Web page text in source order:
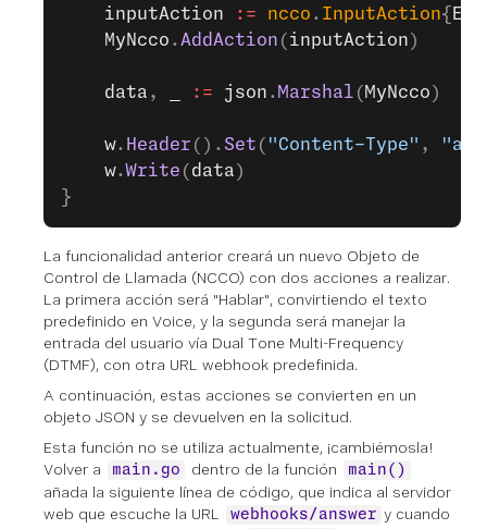
	inputAction
:= ncco . InputAction{
	MyNcco
.AddAction ( inputAction )
	data
, := json . Marshal ( MyNcco )
	w
. Header (). Set ( "Content-Type" ,
	w
.Write ( data )
}
La funcionalidad anterior creará un nuevo Objeto de
Control de Llamada (NCCO) con dos acciones a realizar.
La primera acción será "Hablar", convirtiendo el texto
predefinido en Voice, y la segunda será manejar la
entrada del usuario vía Dual Tone Multi-Frequency
(DTMF), con otra URL webhook predefinida.
A continuación, estas acciones se convierten en un
objeto JSON y se devuelven en la solicitud.
Esta función no se utiliza actualmente, ¡cambiémosla!
Volver a
main.go dentro de la función main()
añada la siguiente línea de código, que indica al servidor
web que escuche la URL
webhooks/answer y cuando